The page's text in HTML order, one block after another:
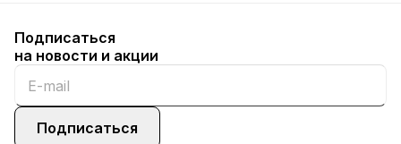
Подписаться
на новости и акции
Подписаться